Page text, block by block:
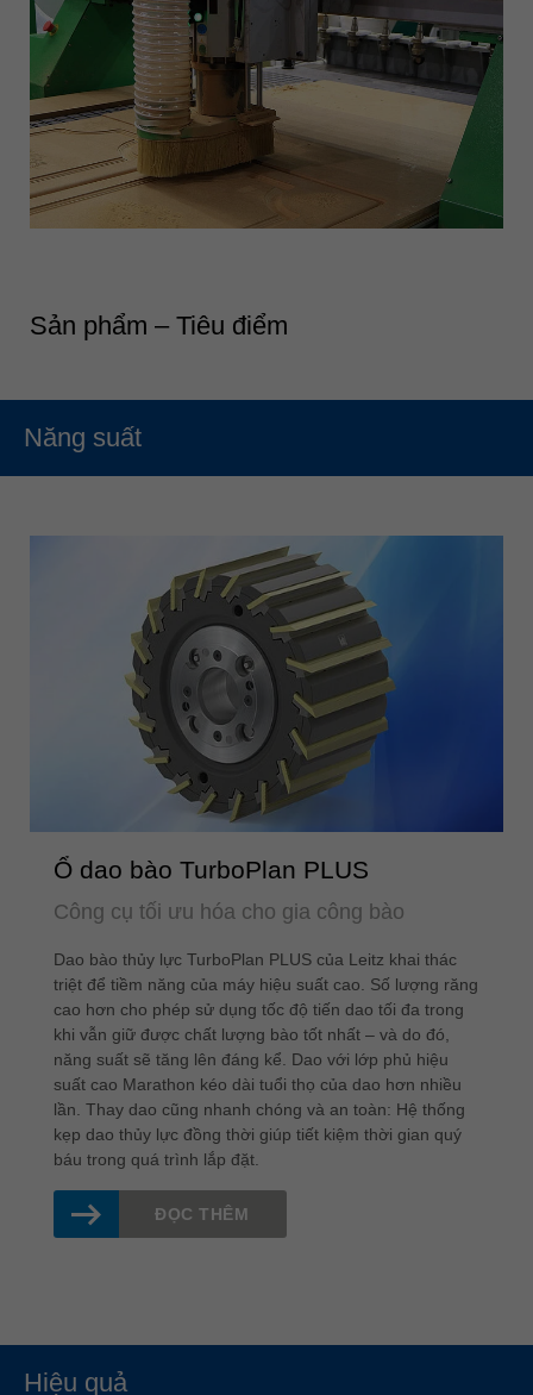
Sản phẩm – Tiêu điểm
Năng suất
Ổ dao bào TurboPlan PLUS
Công cụ tối ưu hóa cho gia công bào
Dao bào thủy lực TurboPlan PLUS của Leitz khai thác
triệt để tiềm năng của máy hiệu suất cao. Số lượng răng
cao hơn cho phép sử dụng tốc độ tiến dao tối đa trong
khi vẫn giữ được chất lượng bào tốt nhất – và do đó,
năng suất sẽ tăng lên đáng kể. Dao với lớp phủ hiệu
suất cao Marathon kéo dài tuổi thọ của dao hơn nhiều
lần. Thay dao cũng nhanh chóng và an toàn: Hệ thống
kẹp dao thủy lực đồng thời giúp tiết kiệm thời gian quý
báu trong quá trình lắp đặt.
ĐỌC THÊM
Hiệu quả